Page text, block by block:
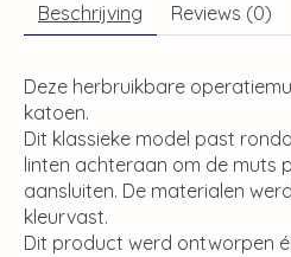
Beschrijving Reviews (0)
Deze herbruikbare
katoen.
Dit klassieke model past
linten achteraan om de muts
aansluiten. De materialen
kleurvast.
Dit product werd ontworpen